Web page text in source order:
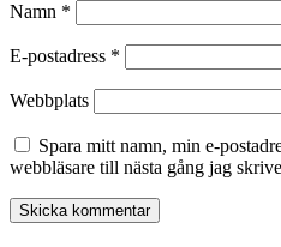
Namn *
E-postadress *
Webbplats
Spara mitt namn, min e-
webbläsare till nästa gång jag